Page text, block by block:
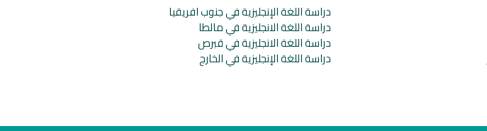
دراسة اللغة الإنجليزية في جنوب افريقيا
دراسة اللغة الانجليزية في مالطا
دراسة اللغة الانجليزية في قبرص
دراسة اللغة الإنجليزية في الخارج